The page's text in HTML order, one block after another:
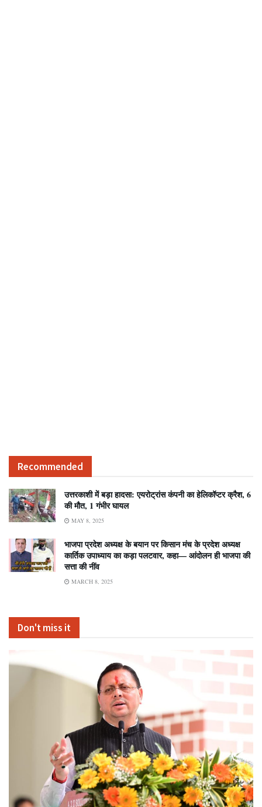
Recommended
उत्तरकाशी में बड़ा हादसा: एयरोट्रांस कंपनी का हेलिकॉप्टर क्रैश, 6
की मौत, 1 गंभीर घायल
MAY 8, 2025
भाजपा प्रदेश अध्यक्ष के बयान पर किसान मंच के प्रदेश अध्यक्ष
कार्तिक उपाध्याय का कड़ा पलटवार, कहा— आंदोलन ही भाजपा की
सत्ता की नींव
MARCH 8, 2025
Don't miss it